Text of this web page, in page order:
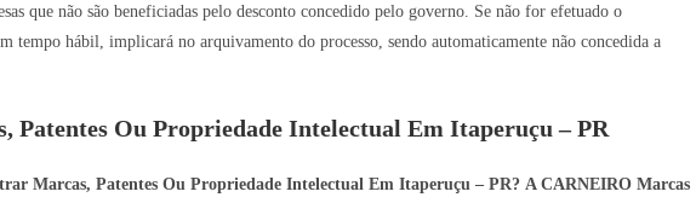
que não são beneficiadas pelo desconto concedido pelo governo. Se não for efetuado o
tempo hábil, implicará no arquivamento do processo, sendo automaticamente não concedida a
Patentes Ou Propriedade Intelectual Em Itaperuçu – PR
Marcas, Patentes Ou Propriedade Intelectual Em Itaperuçu – PR? A CARNEIRO Marcas